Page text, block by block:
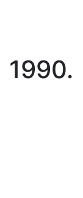
1990.